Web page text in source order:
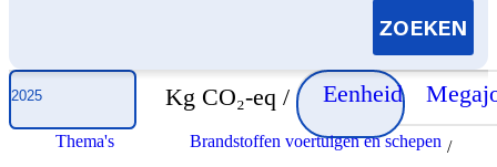
Selecteer jaar
Kg CO₂-eq / Eenheid
Thema's Brandstoffen voertuigen en schepen /